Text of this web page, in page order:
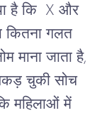
है कि X और
कितना गलत
माना जाता है,
चुकी सोच
महिलाओं में